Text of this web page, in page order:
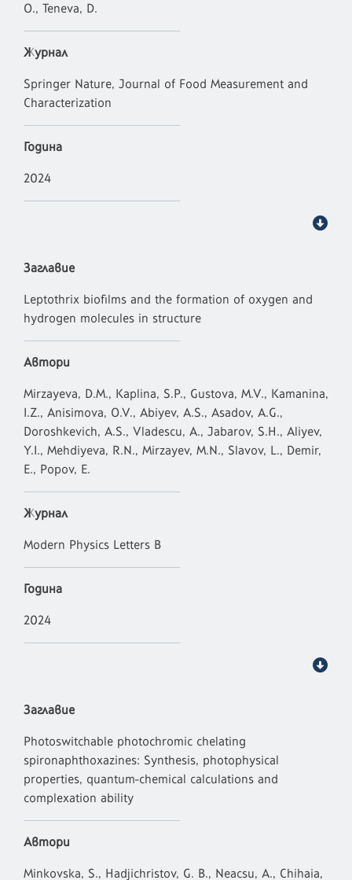
O., Teneva, D.
Журнал
Springer Nature, Journal of Food Measurement and
Characterization
Година
2024
Заглавие
Leptothrix biofilms and the formation of oxygen and
hydrogen molecules in structure
Автори
Mirzayeva, D.M., Kaplina, S.P., Gustova, M.V., Kamanina,
I.Z., Anisimova, O.V., Abiyev, A.S., Asadov, A.G.,
Doroshkevich, A.S., Vladescu, A., Jabarov, S.H., Aliyev,
Y.I., Mehdiyeva, R.N., Mirzayev, M.N., Slavov, L., Demir,
E., Popov, E.
Журнал
Modern Physics Letters B
Година
2024
Заглавие
Photoswitchable photochromic chelating
spironaphthoxazines: Synthesis, photophysical
properties, quantum-chemical calculations and
complexation ability
Автори
Minkovska, S., Hadjichristov, G. B., Neacsu, A., Chihaia,